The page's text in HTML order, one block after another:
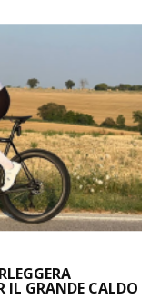
IL GRANDE CALDO